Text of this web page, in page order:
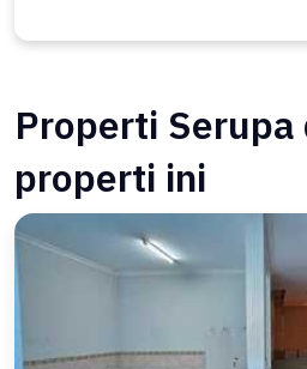
Properti Serupa
properti ini